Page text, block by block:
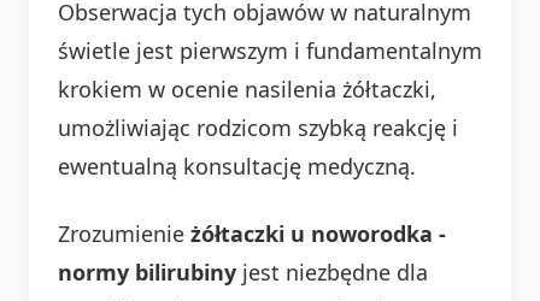
Obserwacja tych objawów w naturalnym
świetle jest pierwszym i fundamentalnym
krokiem w ocenie nasilenia żółtaczki,
umożliwiając rodzicom szybką reakcję i
ewentualną konsultację medyczną.
Zrozumienie żółtaczki u noworodka -
normy bilirubiny jest niezbędne dla